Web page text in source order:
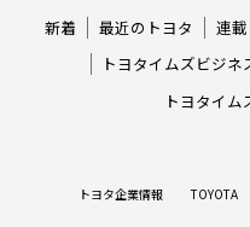
新着 最近のトヨタ 連載
トヨタイムズビジネ
トヨタイ
トヨタ企業情報 TOYOTA